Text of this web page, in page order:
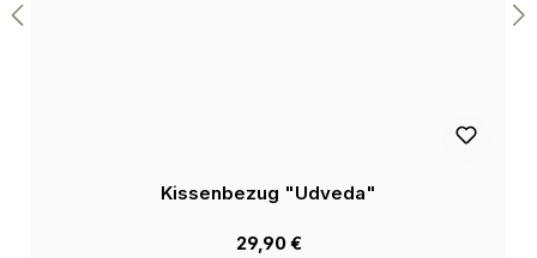
Kissenbezug "Udveda"
29,90 €